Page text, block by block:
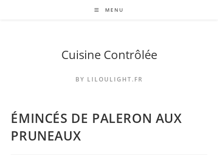
MENU
Cuisine Contrôlée
BY LILOULIGHT.FR
ÉMINCÉS DE PALERON AUX
PRUNEAUX